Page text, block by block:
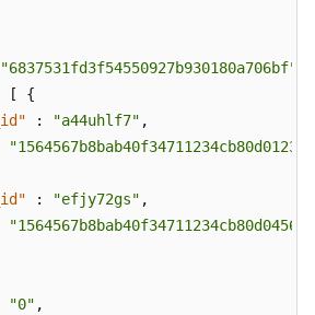
"6837531fd3f54550927b930180a706bf"
[
{
: "a44uhlf7" ,
"1564567b8bab40f34711234cb80d0123"
: "efjy72gs" ,
"1564567b8bab40f34711234cb80d0456"
"0" ,